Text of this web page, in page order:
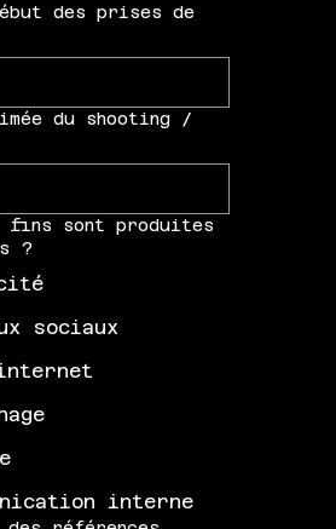
des prises de
du shooting /
fins sont produites
?
sociaux
interne